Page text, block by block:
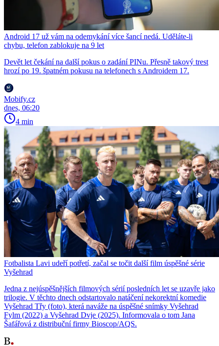
Android 17 už vám na odemykání více šancí nedá. Uděláte-li
chybu, telefon zablokuje na 9 let
Devět let čekání na další pokus o zadání PINu. Přesně takový trest
hrozí po 19. špatném pokusu na telefonech s Androidem 17.
Mobify.cz
dnes, 06:20
4 min
Fotbalista Lavi udeří potřetí, začal se točit další film úspěšné série
Vyšehrad
Jedna z nejúspěšnějších filmových sérií posledních let se uzavře jako
trilogie. V těchto dnech odstartovalo natáčení nekorektní komedie
Vyšehrad Třy (foto), která naváže na úspěšné snímky Vyšehrad
Fylm (2022) a Vyšehrad Dvje (2025). Informovala o tom Jana
Šafářová z distribuční firmy Bioscop/AQS.